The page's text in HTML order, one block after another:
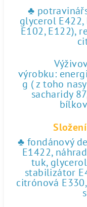
♣
glycerol E422,
E102, E122),
výrobku:
g ( z toho
sacharidy
♣ fondánový
E1422,
tuk,
stabilizátor
citrónová